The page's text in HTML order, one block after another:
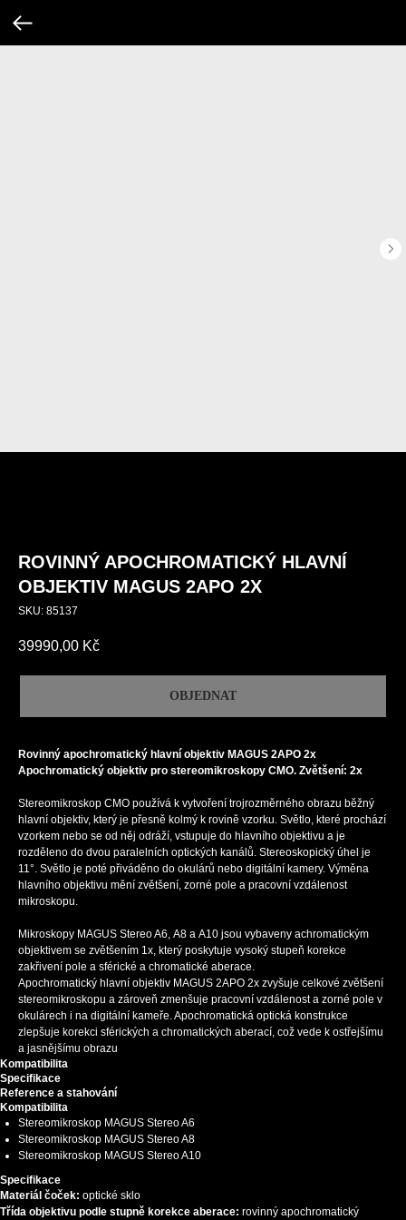
ROVINNÝ APOCHROMATICKÝ HLAVNÍ
OBJEKTIV MAGUS 2APO 2X
SKU: 85137
39990,00 Kč
OBJEDNAT
Rovinný apochromatický hlavní objektiv MAGUS 2APO 2x
Apochromatický objektiv pro stereomikroskopy CMO. Zvětšení: 2x
Stereomikroskop CMO používá k vytvoření trojrozměrného obrazu běžný
hlavní objektiv, který je přesně kolmý k rovině vzorku. Světlo, které prochází
vzorkem nebo se od něj odráží, vstupuje do hlavního objektivu a je
rozděleno do dvou paralelních optických kanálů. Stereoskopický úhel je
11°. Světlo je poté přiváděno do okulárů nebo digitální kamery. Výměna
hlavního objektivu mění zvětšení, zorné pole a pracovní vzdálenost
mikroskopu.
Mikroskopy MAGUS Stereo A6, А8 a А10 jsou vybaveny achromatickým
objektivem se zvětšením 1x, který poskytuje vysoký stupeň korekce
zakřivení pole a sférické a chromatické aberace.
Apochromatický hlavní objektiv MAGUS 2APO 2x zvyšuje celkové zvětšení
stereomikroskopu a zároveň zmenšuje pracovní vzdálenost a zorné pole v
okulárech i na digitální kameře. Apochromatická optická konstrukce
zlepšuje korekci sférických a chromatických aberací, což vede k ostřejšímu
a jasnějšímu obrazu
Kompatibilita
Specifikace
Reference a stahování
Kompatibilita
Stereomikroskop MAGUS Stereo A6
Stereomikroskop MAGUS Stereo A8
Stereomikroskop MAGUS Stereo A10
Specifikace
Materiál čoček: optické sklo
Třída objektivu podle stupně korekce aberace: rovinný apochromatický